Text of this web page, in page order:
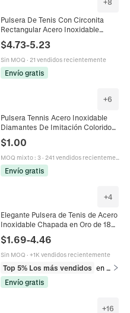
+8
Pulsera De Tenis Con Circonita
Rectangular Acero Inoxidable
Gema Colorida Cierre Elegante
Joyería De Moda Para Mujer
$4.73-5.23
Sin MOQ · 21 vendidos recientemente
Envío gratis
+6
Pulsera Tennis Acero Inoxidable
Diamantes De Imitación Coloridos
$1.00
MOQ mixto: 3· 241 vendidos recientemente
Envío gratis
+4
Elegante Pulsera de Tenis de Acero
Inoxidable Chapada en Oro de 18K
para Mujer Pulsera de Eslabones
de Cadena con Estrás Minimalista
$1.69-4.46
Sin MOQ · +1K vendidos recientemente
Top 5% Los más vendidos
en Pulseras
Envío gratis
+16